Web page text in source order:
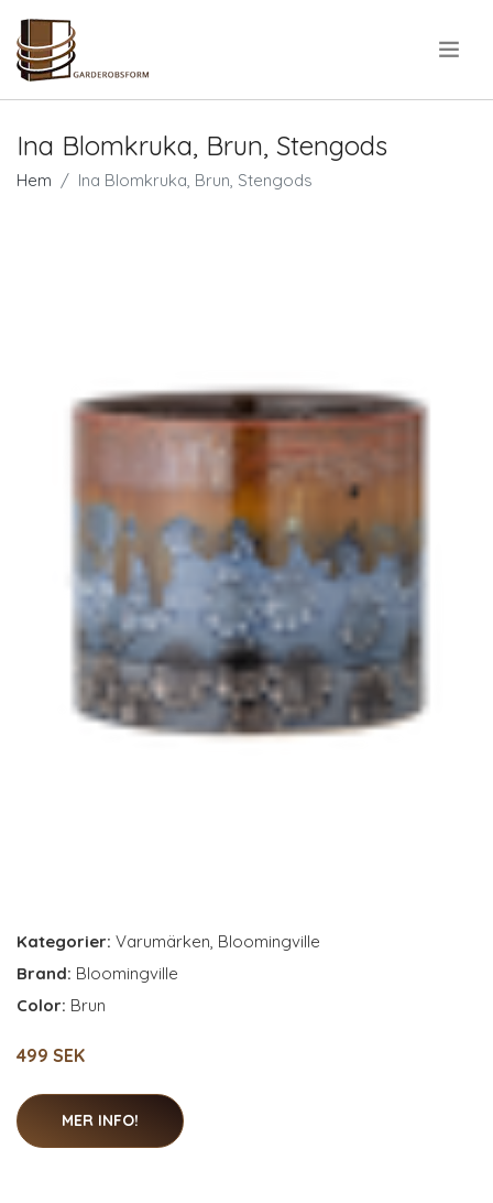
Ina Blomkruka, Brun, Stengods
Hem Ina Blomkruka, Brun, Stengods
Kategorier: Varumärken, Bloomingville
Brand: Bloomingville
Color: Brun
499 SEK
MER INFO!